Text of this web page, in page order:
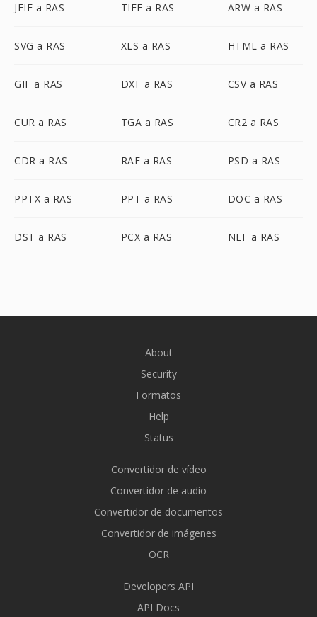
JFIF a RAS TIFF a RAS ARW a RAS
SVG a RAS XLS a RAS HTML a RAS
GIF a RAS DXF a RAS CSV a RAS
CUR a RAS TGA a RAS CR2 a RAS
CDR a RAS RAF a RAS PSD a RAS
PPTX a RAS PPT a RAS DOC a RAS
DST a RAS PCX a RAS NEF a RAS
About
Security
Formatos
Help
Status
Convertidor de vídeo
Convertidor de audio
Convertidor de documentos
Convertidor de imágenes
OCR
Developers API
API Docs